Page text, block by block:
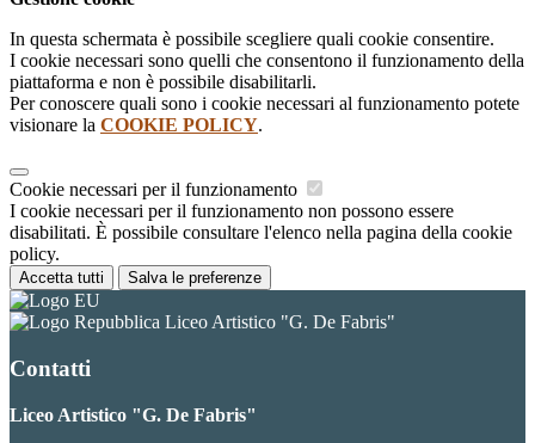
In questa schermata è possibile scegliere quali cookie consentire.
I cookie necessari sono quelli che consentono il funzionamento della
piattaforma e non è possibile disabilitarli.
Per conoscere quali sono i cookie necessari al funzionamento potete
visionare la COOKIE POLICY.
Cookie necessari per il funzionamento
I cookie necessari per il funzionamento non possono essere
disabilitati. È possibile consultare l'elenco nella pagina della cookie
policy.
Accetta tutti Salva le preferenze
Liceo Artistico "G. De Fabris"
Contatti
Liceo Artistico "G. De Fabris"